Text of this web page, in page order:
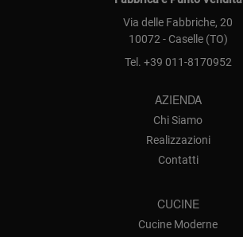
Via delle Fabbriche, 20
10072 - Caselle (TO)
Tel. +39 011-8170952
AZIENDA
Chi Siamo
Realizzazioni
Contatti
CUCINE
Cucine Moderne